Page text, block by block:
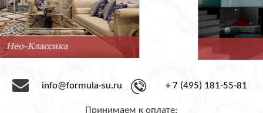
Минимализм
info@formula-su.ru + 7 (495) 181-55-81